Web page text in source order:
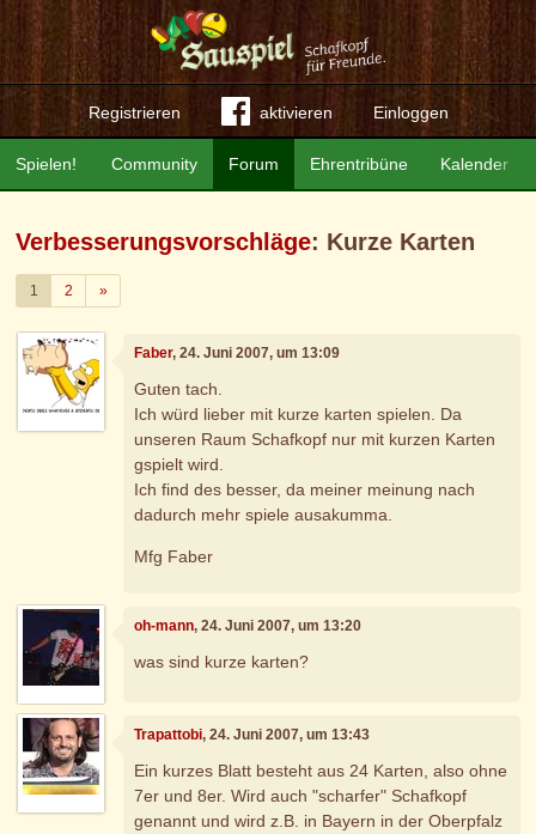
Registrieren aktivieren Einloggen
Community Forum Ehrentribüne Kalender
Spielen!
Verbesserungsvorschläge: Kurze Karten
1 2 »Weiter
Faber, 24. Juni 2007, um 13:09
Guten tach.
Ich würd lieber mit kurze karten spielen. Da
unseren Raum Schafkopf nur mit kurzen Karten
gspielt wird.
Ich find des besser, da meiner meinung nach
dadurch mehr spiele ausakumma.
Mfg Faber
oh-mann, 24. Juni 2007, um 13:20
was sind kurze karten?
Trapattobi, 24. Juni 2007, um 13:43
Ein kurzes Blatt besteht aus 24 Karten, also ohne
7er und 8er. Wird auch "scharfer" Schafkopf
genannt und wird z.B. in Bayern in der Oberpfalz